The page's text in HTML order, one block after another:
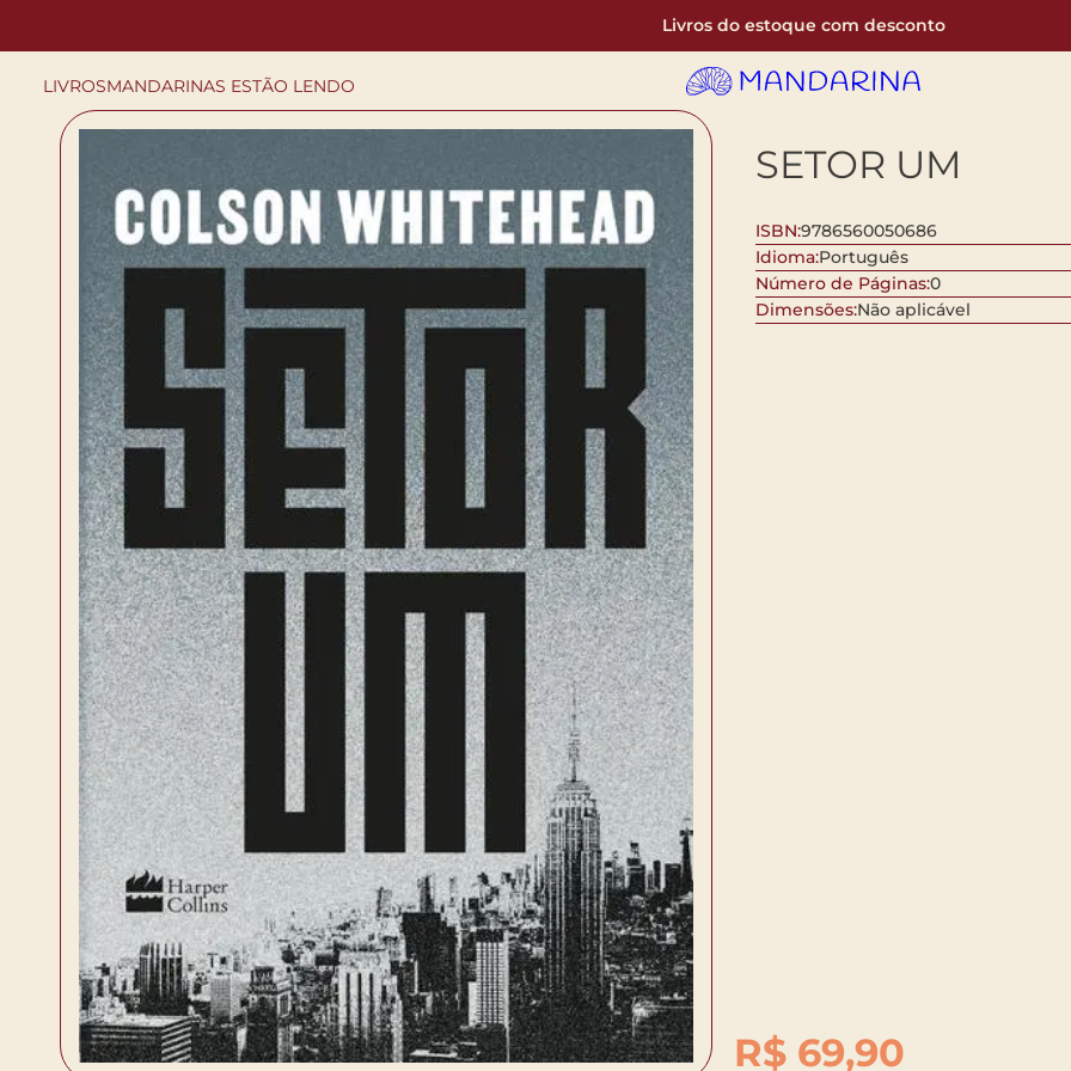
Livros do estoque com desconto
LIVROSMANDARINAS ESTÃO LENDO
SETOR UM
ISBN:9786560050686
Idioma:Português
Número de Páginas:0
Dimensões:Não aplicável
R$69,90